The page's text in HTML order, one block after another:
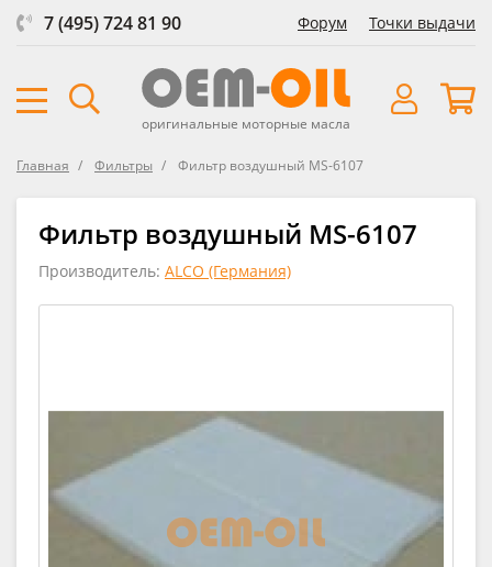
7 (495) 724 81 90 Форум Точки выдачи
оригинальные моторные масла
Главная Фильтры Фильтр воздушный MS-6107
Фильтр воздушный MS-6107
Производитель: ALCO (Германия)